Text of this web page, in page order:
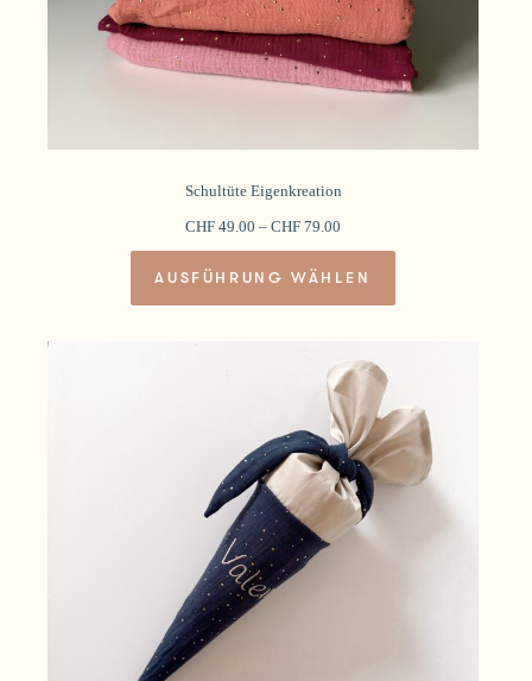
Schultüte Eigenkreation
CHF 49.00 –CHF 79.00
AUSFÜHRUNG WÄHLEN
Produkt
weist
Optionen
können
auf
der
Produktseite
gewählt
werden